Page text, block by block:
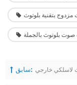
بتقنية بلوتوث
صوت بلوتوث بالجملة
سابق: